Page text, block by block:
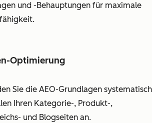
und -Behauptungen für maximale
Optimierung
Sie die AEO-Grundlagen systematisch
Ihren Kategorie-, Produkt-,
und Blogseiten an.